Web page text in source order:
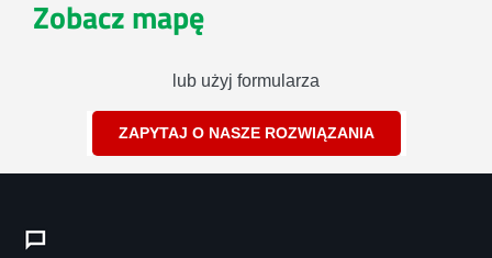
Zobacz mapę
lub użyj formularza
ZAPYTAJ O NASZE ROZWIĄZANIA